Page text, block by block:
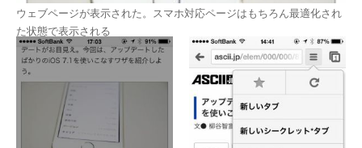
ウェブページが表示された。スマホ対応ページはもちろん最適化され
た状態で表示される